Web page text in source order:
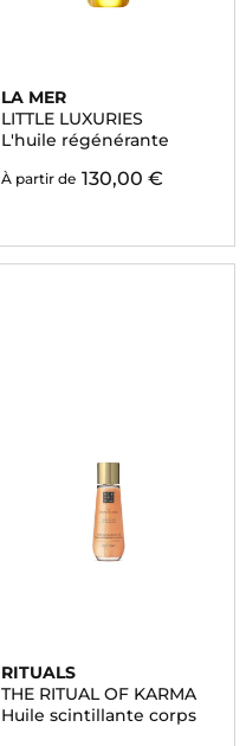
LA MER
LITTLE LUXURIES
L'huile régénérante
À partir de 130,00 €
RITUALS
THE RITUAL OF KARMA
Huile scintillante corps